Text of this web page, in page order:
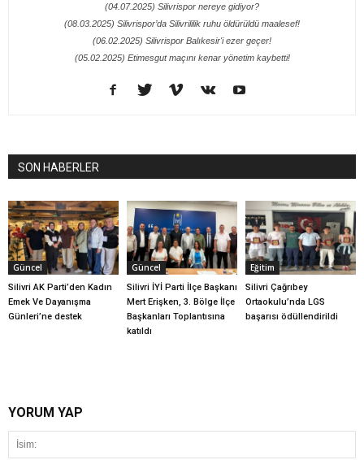
(04.07.2025) Silivrispor nereye gidiyor?
(08.03.2025) Silivrispor’da Silivrililik ruhu öldürüldü maalesef!
(06.02.2025) Silivrispor Balıkesir'i ezer geçer!
(05.02.2025) Etimesgut maçını kenar yönetim kaybetti!
SON HABERLER
Güncel
Silivri AK Parti’den Kadın
Emek Ve Dayanışma
Günleri’ne destek
Güncel
Silivri İYİ Parti İlçe Başkanı
Mert Erişken, 3. Bölge İlçe
Başkanları Toplantısına
katıldı
Eğitim
Silivri Çağrıbey
Ortaokulu’nda LGS
başarısı ödüllendirildi
YORUM YAP